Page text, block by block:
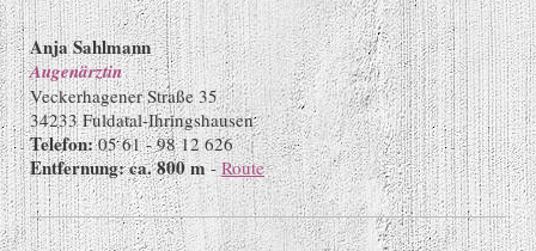
Anja Sahlmann
Augenärztin
Veckerhagener Straße 35
34233 Fuldatal-Ihringshausen
Telefon:05 61 - 98 12 626
Entfernung: ca. 800 m-Route